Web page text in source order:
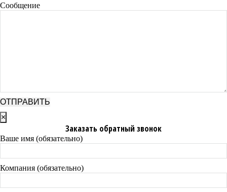
Сообщение
×
Заказать обратный звонок
Ваше имя (обязательно)
Компания (обязательно)